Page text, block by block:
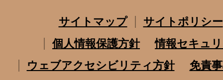
サイトマップ
サイトポリシー
個人情報保護方針
情報セキュ
ウェブアクセシビリティ方針
免責